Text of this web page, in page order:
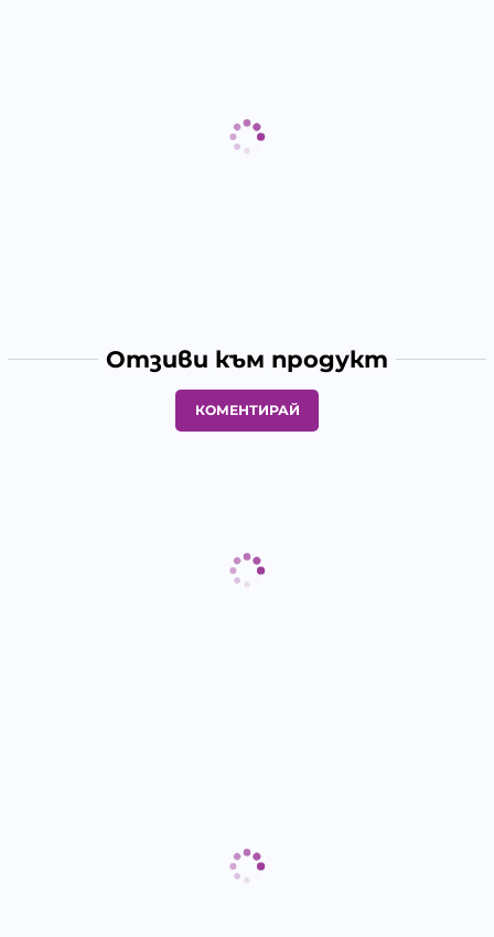
Отзиви към продукт
КОМЕНТИРАЙ